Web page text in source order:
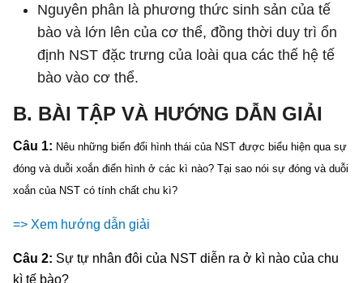
Nguyên phân là phương thức sinh sản của tế
bào và lớn lên của cơ thể, đồng thời duy trì ổn
định NST đặc trưng của loài qua các thế hệ tế
bào vào cơ thể.
B. BÀI TẬP VÀ HƯỚNG DẪN GIẢI
Câu 1: Nêu những biến đổi hình thái của NST được biểu hiện qua sự
đóng và duỗi xoắn điển hình ở các kì nào? Tại sao nói sự đóng và duỗi
xoắn của NST có tính chất chu kì?
=> Xem hướng dẫn giải
Câu 2: Sự tự nhân đôi của NST diễn ra ở kì nào của chu
kì tế bào?